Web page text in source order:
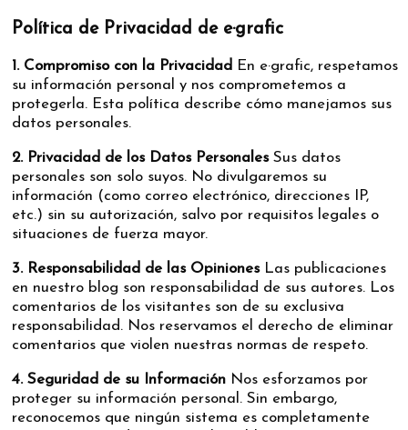
Política de Privacidad de e·grafic
1. Compromiso con la Privacidad En e·grafic, respetamos
su información personal y nos comprometemos a
protegerla. Esta política describe cómo manejamos sus
datos personales.
2. Privacidad de los Datos PersonalesSus datos
personales son solo suyos. No divulgaremos su
información (como correo electrónico, direcciones IP,
etc.) sin su autorización, salvo por requisitos legales o
situaciones de fuerza mayor.
3. Responsabilidad de las OpinionesLas publicaciones
en nuestro blog son responsabilidad de sus autores. Los
comentarios de los visitantes son de su exclusiva
responsabilidad. Nos reservamos el derecho de eliminar
comentarios que violen nuestras normas de respeto.
4. Seguridad de su Información Nos esforzamos por
proteger su información personal. Sin embargo,
reconocemos que ningún sistema es completamente